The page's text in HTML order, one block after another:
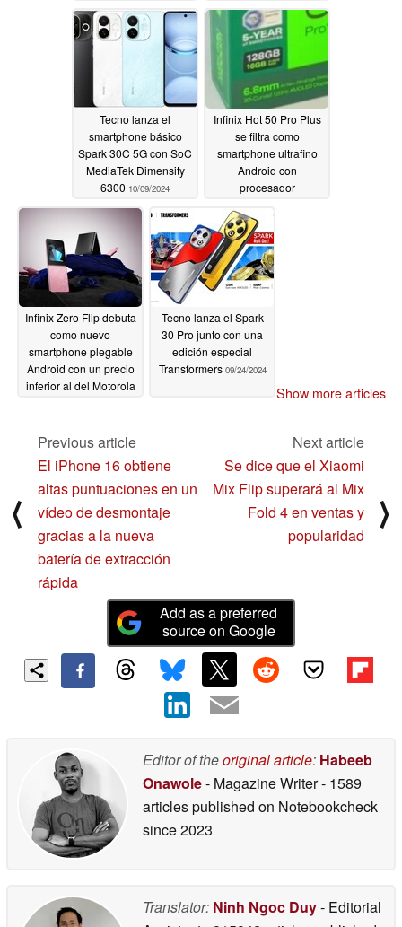
mAh01/29/2025
10/18/2024
Tecno lanza el
smartphone básico
Spark 30C 5G con SoC
MediaTek Dimensity
6300 10/09/2024
Infinix Hot 50 Pro Plus
se filtra como
smartphone ultrafino
Android con
procesador
Infinix Zero Flip debuta
como nuevo
smartphone plegable
Android con un precio
inferior al del Motorola
Tecno lanza el Spark
30 Pro junto con una
edición especial
Transformers 09/24/2024
Show more articles
⟨
Previous article
El iPhone 16 obtiene
altas puntuaciones en un
vídeo de desmontaje
gracias a la nueva
batería de extracción
rápida
Next article
Se dice que el Xiaomi
Mix Flip superará al Mix
Fold 4 en ventas y
popularidad
⟩
Add as a preferred
source on Google
Editor of theoriginal article: Habeeb
Onawole- Magazine Writer- 1589
articles published on Notebookcheck
since 2023
Translator: Ninh Ngoc Duy- Editorial